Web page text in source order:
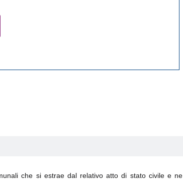
che si estrae dal relativo atto di stato civile e ne